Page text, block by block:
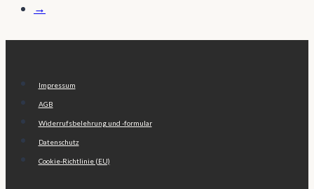
→
Impressum
AGB
Widerrufsbelehrung und -formular
Datenschutz
Cookie-Richtlinie (EU)